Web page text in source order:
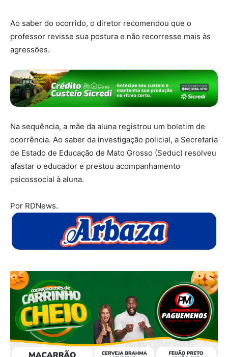
Ao saber do ocorrido, o diretor recomendou que o
professor revisse sua postura e não recorresse mais às
agressões.
Na sequência, a mãe da aluna registrou um boletim de
ocorrência. Ao saber da investigação policial, a Secretaria
de Estado de Educação de Mato Grosso (Seduc) resolveu
afastar o educador e prestou acompanhamento
psicossocial à aluna.
Por RDNews.